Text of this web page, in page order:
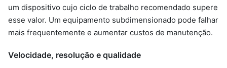
um dispositivo cujo ciclo de trabalho recomendado supere
esse valor. Um equipamento subdimensionado pode falhar
mais frequentemente e aumentar custos de manutenção.
Velocidade, resolução e qualidade